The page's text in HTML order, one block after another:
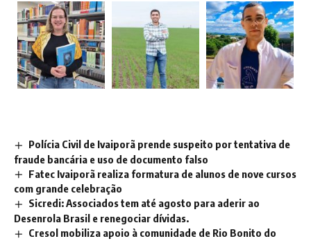
Polícia Civil de Ivaiporã prende suspeito por tentativa de
fraude bancária e uso de documento falso
Fatec Ivaiporã realiza formatura de alunos de nove cursos
com grande celebração
Sicredi: Associados tem até agosto para aderir ao
Desenrola Brasil e renegociar dívidas.
Cresol mobiliza apoio à comunidade de Rio Bonito do